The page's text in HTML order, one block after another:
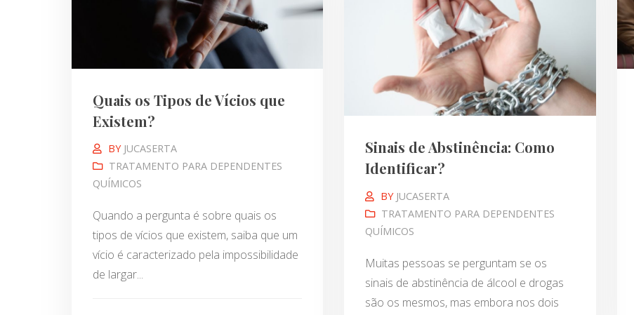
Quais os Tipos de Vícios que
Existem?
BY JUCASERTA
TRATAMENTO PARA DEPENDENTES
QUÍMICOS
Quando a pergunta é sobre quais os
tipos de vícios que existem, saiba que um
vício é caracterizado pela impossibilidade
de largar...
Sinais de Abstinência: Como
Identificar?
BY JUCASERTA
TRATAMENTO PARA DEPENDENTES
QUÍMICOS
Muitas pessoas se perguntam se os
sinais de abstinência de álcool e drogas
são os mesmos, mas embora nos dois